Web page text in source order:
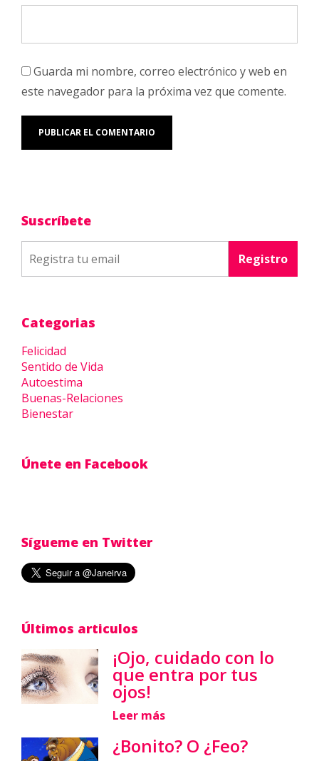
Guarda mi nombre, correo electrónico y web en
este navegador para la próxima vez que comente.
Suscríbete
Categorias
Felicidad
Sentido de Vida
Autoestima
Buenas-Relaciones
Bienestar
Únete en Facebook
Sígueme en Twitter
Últimos articulos
¡Ojo, cuidado con lo
que entra por tus
ojos!
Leer más
¿Bonito? O ¿Feo?